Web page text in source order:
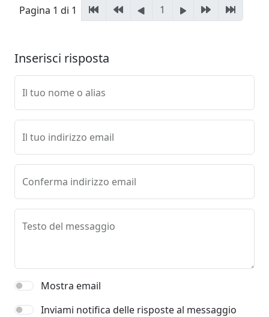
Pagina 1 di 1 1
Inserisci risposta
Il tuo nome o alias
Il tuo indirizzo email
Conferma indirizzo email
Testo del messaggio
Mostra email
Inviami notifica delle risposte al messaggio